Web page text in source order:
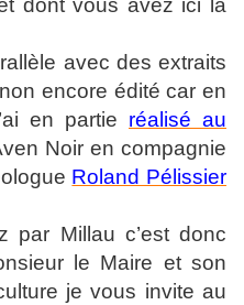
dont vous avez ici la
avec des extraits
encore édité car en
en partie réalisé au
Noir en compagnie
Roland Pélissier
par Millau c’est donc
le Maire et son
je vous invite au